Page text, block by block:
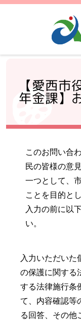
【愛西市
年金課】
このお問い合
民の皆様の意
一つとして、
ことを目的と
入力の前に以
い。
入力いただいた
の保護に関する
する法律施行条
て、内容確認等
る回答、その他